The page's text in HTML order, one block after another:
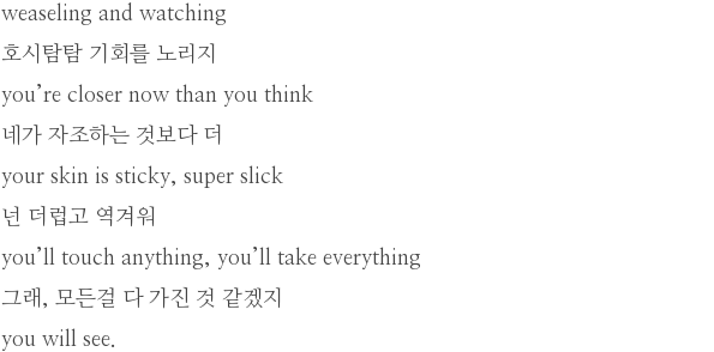
weaseling and watching
호시탐탐 기회를 노리지
you’re closer now than you think
네가 자조하는 것보다 더
your skin is sticky, super slick
넌 더럽고 역겨워
you’ll touch anything, you’ll take everything
그래, 모든걸 다 가진 것 같겠지
you will see.